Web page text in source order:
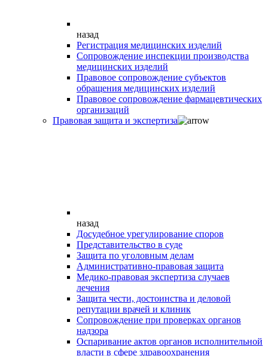
назад
Регистрация медицинских изделий
Сопровождение инспекции производства
медицинских изделий
Правовое сопровождение субъектов
обращения медицинских изделий
Правовое сопровождение фармацевтических
организаций
Правовая защита и экспертиза
назад
Досудебное урегулирование споров
Представительство в суде
Защита по уголовным делам
Административно-правовая защита
Медико-правовая экспертиза случаев
лечения
Защита чести, достоинства и деловой
репутации врачей и клиник
Сопровождение при проверках органов
надзора
Оспаривание актов органов исполнительной
власти в сфере здравоохранения